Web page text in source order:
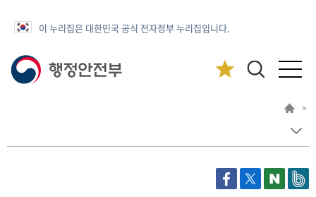
이 누리집은 대한민국 공식 전자정부 누리집입니다.
>